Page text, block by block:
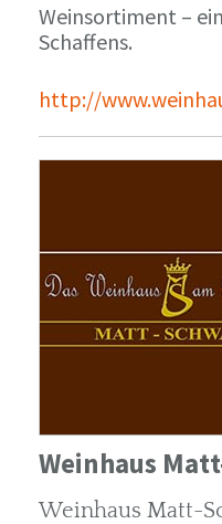
Weinsortiment –
Schaffens.
http://
Weinhaus
Weinhaus Matt-